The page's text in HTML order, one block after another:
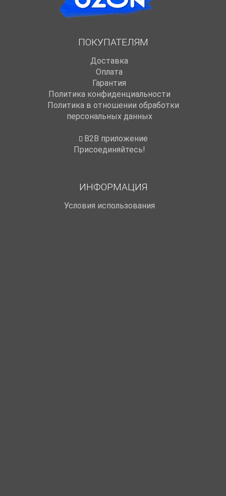
ПОКУПАТЕЛЯМ
Доставка
Оплата
Гарантия
Политика конфиденциальности
Политика в отношении обработки
персональных данных
B2B приложение
Присоединяйтесь!
ИНФОРМАЦИЯ
Условия использования